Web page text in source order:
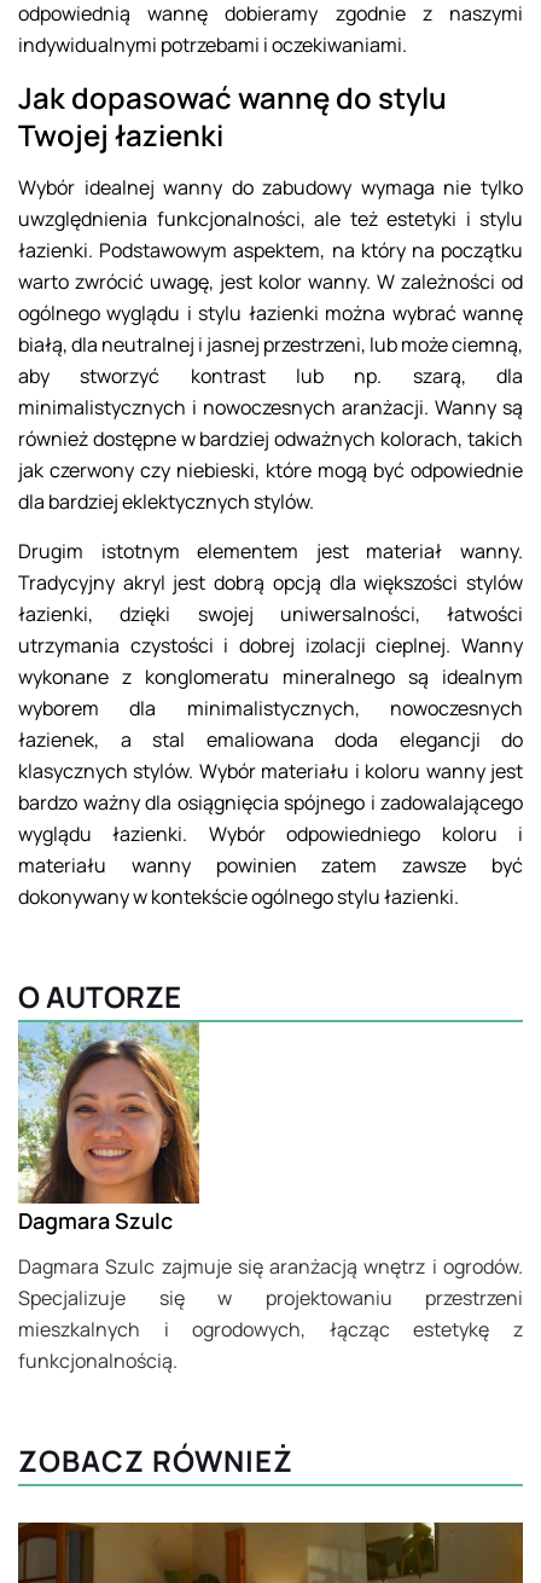
odpowiednią wannę dobieramy zgodnie z naszymi
indywidualnymi potrzebami i oczekiwaniami.
Jak dopasować wannę do stylu
Twojej łazienki
Wybór idealnej wanny do zabudowy wymaga nie tylko
uwzględnienia funkcjonalności, ale też estetyki i stylu
łazienki. Podstawowym aspektem, na który na początku
warto zwrócić uwagę, jest kolor wanny. W zależności od
ogólnego wyglądu i stylu łazienki można wybrać wannę
białą, dla neutralnej i jasnej przestrzeni, lub może ciemną,
aby stworzyć kontrast lub np. szarą, dla
minimalistycznych i nowoczesnych aranżacji. Wanny są
również dostępne w bardziej odważnych kolorach, takich
jak czerwony czy niebieski, które mogą być odpowiednie
dla bardziej eklektycznych stylów.
Drugim istotnym elementem jest materiał wanny.
Tradycyjny akryl jest dobrą opcją dla większości stylów
łazienki, dzięki swojej uniwersalności, łatwości
utrzymania czystości i dobrej izolacji cieplnej. Wanny
wykonane z konglomeratu mineralnego są idealnym
wyborem dla minimalistycznych, nowoczesnych
łazienek, a stal emaliowana doda elegancji do
klasycznych stylów. Wybór materiału i koloru wanny jest
bardzo ważny dla osiągnięcia spójnego i zadowalającego
wyglądu łazienki. Wybór odpowiedniego koloru i
materiału wanny powinien zatem zawsze być
dokonywany w kontekście ogólnego stylu łazienki.
O AUTORZE
Dagmara Szulc
Dagmara Szulc zajmuje się aranżacją wnętrz i ogrodów.
Specjalizuje się w projektowaniu przestrzeni
mieszkalnych i ogrodowych, łącząc estetykę z
funkcjonalnością.
ZOBACZ RÓWNIEŻ